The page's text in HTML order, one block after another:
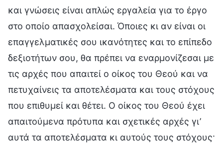
και γνώσεις είναι απλώς εργαλεία για το έργο
στο οποίο απασχολείσαι. Όποιες κι αν είναι οι
επαγγελματικές σου ικανότητες και το επίπεδο
δεξιοτήτων σου, θα πρέπει να εναρμονίζεσαι με
τις αρχές που απαιτεί ο οίκος του Θεού και να
πετυχαίνεις τα αποτελέσματα και τους στόχους
που επιθυμεί και θέτει. Ο οίκος του Θεού έχει
απαιτούμενα πρότυπα και σχετικές αρχές γι’
αυτά τα αποτελέσματα κι αυτούς τους στόχους·